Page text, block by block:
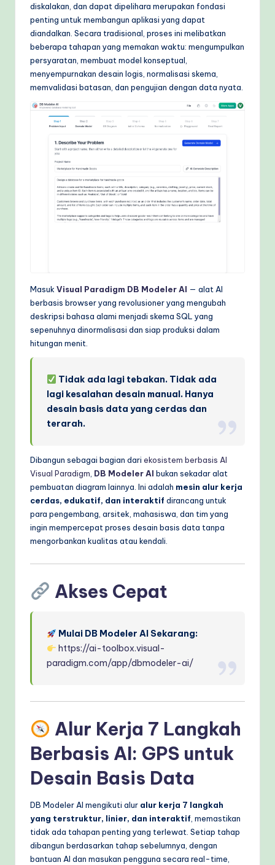
fl
o
w
M
diskalakan, dan dapat dipelihara merupakan fondasi
penting untuk membangun aplikasi yang dapat
diandalkan. Secara tradisional, proses ini melibatkan
beberapa tahapan yang memakan waktu: mengumpulkan
persyaratan, membuat model konseptual,
menyempurnakan desain logis, normalisasi skema,
memvalidasi batasan, dan pengujian dengan data nyata.
Masuk Visual Paradigm DB Modeler AI — alat AI
berbasis browser yang revolusioner yang mengubah
deskripsi bahasa alami menjadi skema SQL yang
sepenuhnya dinormalisasi dan siap produksi dalam
hitungan menit.
Tidak ada lagi tebakan. Tidak ada
lagi kesalahan desain manual. Hanya
desain basis data yang cerdas dan
terarah.
Dibangun sebagai bagian dari ekosistem berbasis AI
Visual Paradigm DB Modeler AI bukan sekadar alat
pembuatan diagram lainnya. Ini adalah mesin alur kerja
cerdas, edukatif, dan interaktif dirancang untuk
para pengembang, arsitek, mahasiswa, dan tim yang
ingin mempercepat proses desain basis data tanpa
mengorbankan kualitas atau kendali.
Akses Cepat
Mulai DB Modeler AI Sekarang:
https://ai-toolbox.visual-
paradigm.com/app/dbmodeler-ai/
Alur Kerja 7 Langkah
Berbasis AI: GPS untuk
Desain Basis Data
DB Modeler AI mengikuti alur alur kerja 7 langkah
yang terstruktur, linier, dan interaktif, memastikan
tidak ada tahapan penting yang terlewat. Setiap tahap
dibangun berdasarkan tahap sebelumnya, dengan
bantuan AI dan masukan pengguna secara real-time,